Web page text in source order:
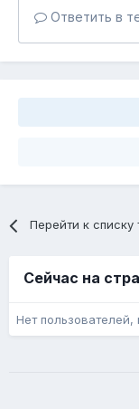
Ответить в
Перейти к списку
Сейчас на
Нет